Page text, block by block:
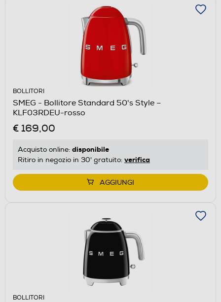
BOLLITORI
SMEG - Bollitore Standard 50's Style –
KLF03RDEU-rosso
€ 169,00
Acquisto online: disponibile
Ritiro in negozio in 30' gratuito: verifica
AGGIUNGI
BOLLITORI